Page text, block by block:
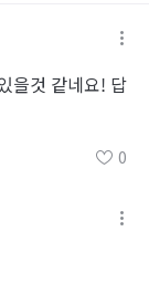
을것 같네요! 답
0